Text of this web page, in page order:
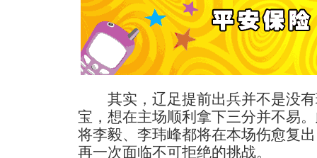
其实，辽足提前出兵并不是没有
宝，想在主场顺利拿下三分并不易
将李毅、李玮峰都将在本场伤愈复
再一次面临不可拒绝的挑战。